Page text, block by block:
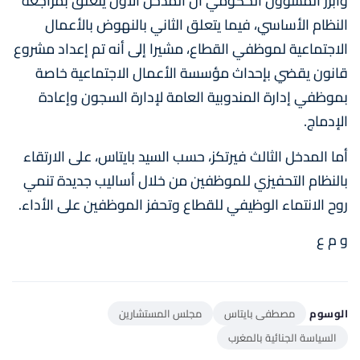
النظام الأساسي، فيما يتعلق الثاني بالنهوض بالأعمال
الاجتماعية لموظفي القطاع، مشيرا إلى أنه تم إعداد مشروع
قانون يقضي بإحداث مؤسسة الأعمال الاجتماعية خاصة
بموظفي إدارة المندوبية العامة لإدارة السجون وإعادة
الإدماج.
أما المدخل الثالث فيرتكز، حسب السيد بايتاس، على الارتقاء
بالنظام التحفيزي للموظفين من خلال أساليب جديدة تنمي
روح الانتماء الوظيفي للقطاع وتحفز الموظفين على الأداء.
و م ع
الوسوم مصطفى بايتاس
مجلس المستشارين
السياسة الجنائية بالمغرب